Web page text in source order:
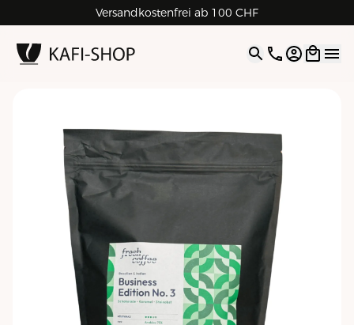
Versandkostenfrei ab 100 CHF
4.9| 5.0 Google
Open